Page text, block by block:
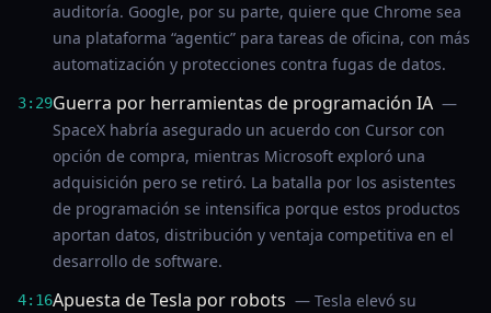
auditoría. Google, por su parte, quiere que Chrome sea
una plataforma “agentic” para tareas de oficina, con más
automatización y protecciones contra fugas de datos.
3:29Guerra por herramientas de programación IA —
SpaceX habría asegurado un acuerdo con Cursor con
opción de compra, mientras Microsoft exploró una
adquisición pero se retiró. La batalla por los asistentes
de programación se intensifica porque estos productos
aportan datos, distribución y ventaja competitiva en el
desarrollo de software.
4:16Apuesta de Tesla por robots — Tesla elevó su